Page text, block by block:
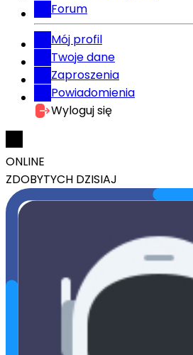
Forum
Mój profil
Twoje dane
Zaproszenia
Powiadomienia
Wyloguj się
ONLINE
ZDOBYTYCH DZISIAJ